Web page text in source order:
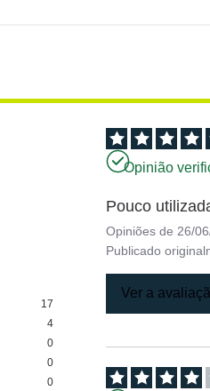
17
4
0
0
0
Opinião
Pouco
Opiniões de 26/
Publicado
Ver a